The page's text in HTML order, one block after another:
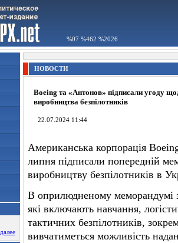
%07 %462 %2026
далее
НОВОСТИ
Boeing та «Антонов» підписали угоду
виробництва безпілотників
22.07.2024 11:44
Американська корпорація
липня підписали попередній
виробництву безпілотників в
В оприлюдненому меморандумі
які включають навчання,
тактичних безпілотників,
вивчатиметься можливість